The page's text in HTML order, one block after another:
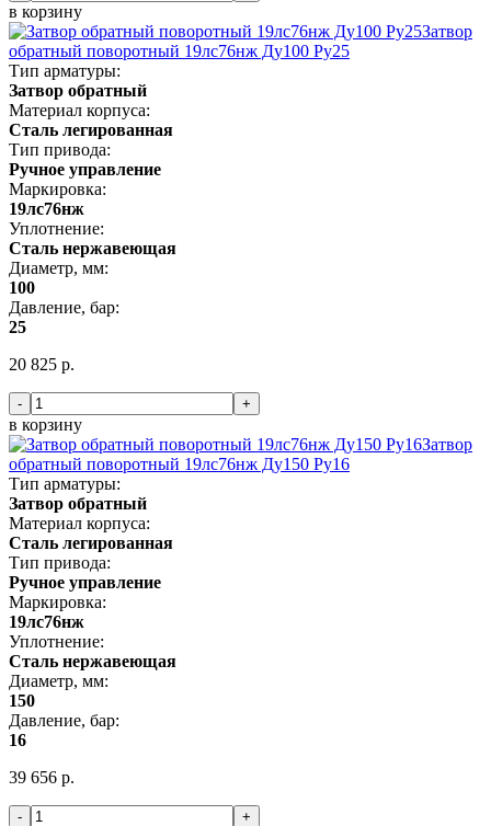
в корзину
Затвор
обратный поворотный 19лс76нж Ду100 Ру25
Тип арматуры:
Затвор обратный
Материал корпуса:
Сталь легированная
Тип привода:
Ручное управление
Маркировка:
19лс76нж
Уплотнение:
Сталь нержавеющая
Диаметр, мм:
100
Давление, бар:
25
20 825 р.
- +
в корзину
Затвор
обратный поворотный 19лс76нж Ду150 Ру16
Тип арматуры:
Затвор обратный
Материал корпуса:
Сталь легированная
Тип привода:
Ручное управление
Маркировка:
19лс76нж
Уплотнение:
Сталь нержавеющая
Диаметр, мм:
150
Давление, бар:
16
39 656 р.
- +